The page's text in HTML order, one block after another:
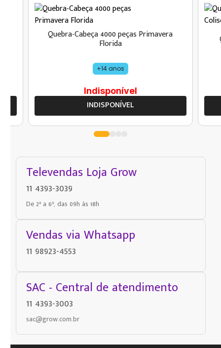
Quebra-Cabeça 4000 peças Primavera
Florida
+14 anos
Indisponível
INDISPONÍVEL
Televendas Loja Grow
11 4393-3039
De 2ª a 6ª, das 09h às 18h
Vendas via Whatsapp
11 98923-4553
SAC - Central de atendimento
11 4393-3003
sac@grow.com.br